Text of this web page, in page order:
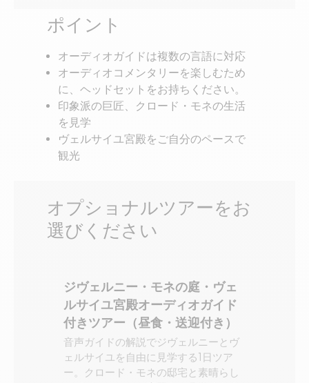
ポイント
オーディオガイドは複数の言語に対応
オーディオコメンタリーを楽しむため
に、ヘッドセットをお持ちください。
印象派の巨匠、クロード・モネの生活
を見学
ヴェルサイユ宮殿をご自分のペースで
観光
オプショナルツアーをお
選びください
ジヴェルニー・モネの庭・ヴェ
ルサイユ宮殿オーディオガイド
付きツアー（昼食・送迎付き）
音声ガイドの解説でジヴェルニーとヴ
ェルサイユを自由に見学する1日ツア
ー。クロード・モネの邸宅と素晴らし